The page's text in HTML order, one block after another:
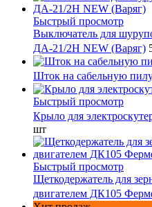
Быстрый просмотр
Выключатель для
ДА-21/2Н NEW (Варяг)
Шток на сабельную
Быстрый просмотр
Крыло для
шт
Быстрый просмотр
Щеткодержатель для
двигателем ДК105